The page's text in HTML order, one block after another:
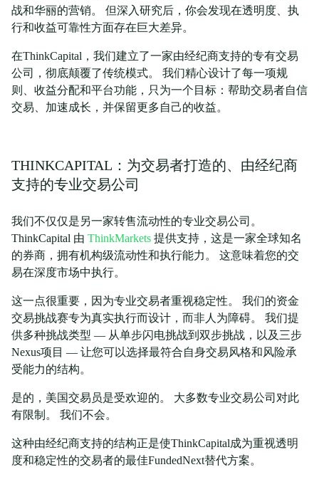
战和华丽的营销。 但深入研究后，你会发现在透明度、执
行和收益可靠性方面存在巨大差异。
在ThinkCapital，我们建立了一家由经纪商支持的专有交易
公司，彻底颠覆了传统模式。 我们精心设计了每一项规
则、收益分配和平台功能，只为一个目标：帮助交易者自信
交易、加速成长，并保留更多自己的收益。
THINKCAPITAL：为交易者打造的、由经纪商
支持的专业交易公司
我们不仅仅是另一家转售流动性的专业交易公司。
ThinkCapital 由 ThinkMarkets 提供支持，这是一家全球知名
的券商，拥有机构级流动性和执行能力。 这意味着您的交
易在深度市场中执行。
这一点很重要，因为专业交易者重视稳定性。 我们的资金
交易挑战赛专为真实执行而设计，而非人为障碍。 我们提
供多种挑战类型 — 从单步闪电挑战到双步挑战，以及三步
Nexus项目 — 让您可以选择最符合自身交易风格和风险承
受能力的结构。
是的，美国交易员是受欢迎的。 大多数专业交易公司对此
有限制。 我们不会。
这种由经纪商支持的结构正是使ThinkCapital成为重视透明
度和稳定性的交易者的最佳FundedNext替代方案。